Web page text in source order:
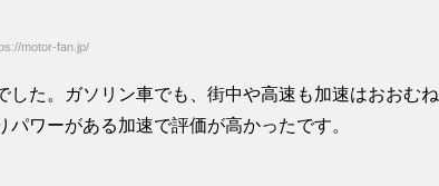
motor-fan.jp/
た。ガソリン車でも、街中や高速も加速はおおむね
ワーがある加速で評価が高かったです。